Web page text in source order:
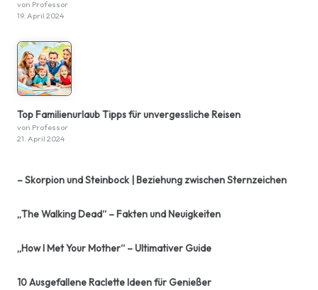
von Professor
19. April 2024
Top Familienurlaub Tipps für unvergessliche Reisen
von Professor
21. April 2024
– Skorpion und Steinbock | Beziehung zwischen Sternzeichen
„The Walking Dead“ – Fakten und Neuigkeiten
„How I Met Your Mother“ – Ultimativer Guide
10 Ausgefallene Raclette Ideen für Genießer